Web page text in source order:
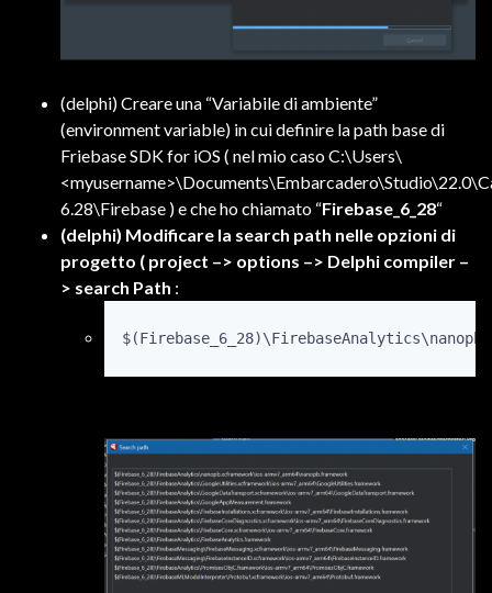
(delphi) Creare una “Variabile di ambiente”
(environment variable) in cui definire la path base di
Friebase SDK for iOS ( nel mio caso C:\Users\
6.28\Firebase ) e che ho chiamato “Firebase_6_28“
(delphi) Modificare la search path nelle opzioni di
progetto ( project –> options –> Delphi compiler –
> search Path :